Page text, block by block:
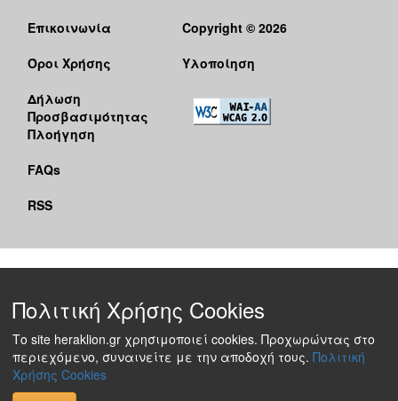
Επικοινωνία
Όροι Χρήσης
Δήλωση
Προσβασιμότητας
Πλοήγηση
FAQs
RSS
Copyright © 2026
Υλοποίηση
Πολιτική Χρήσης Cookies
Το site heraklion.gr χρησιμοποιεί cookies. Προχωρώντας στο
περιεχόμενο, συναινείτε με την αποδοχή τους. Πολιτική
Χρήσης Cookies